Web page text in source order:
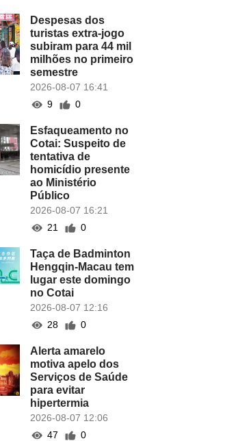
Despesas dos
turistas extra-jogo
subiram para 44 mil
milhões no primeiro
semestre
2026-08-07 16:41
9
0
Esfaqueamento no
Cotai: Suspeito de
tentativa de
homicídio presente
ao Ministério
Público
2026-08-07 16:21
21
0
Taça de Badminton
Hengqin-Macau tem
lugar este domingo
no Cotai
2026-08-07 12:16
28
0
Alerta amarelo
motiva apelo dos
Serviços de Saúde
para evitar
hipertermia
2026-08-07 12:06
47
0